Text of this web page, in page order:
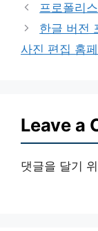
프로폴리
한글 버전
사진 편집 홈
Leave a
댓글을 달기